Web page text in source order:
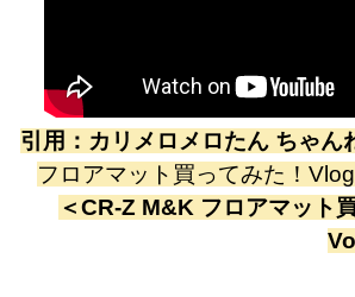
引用： カリメロメロたん ちゃん
フロアマット買ってみた！
＜CR-Z M&K フロアマット